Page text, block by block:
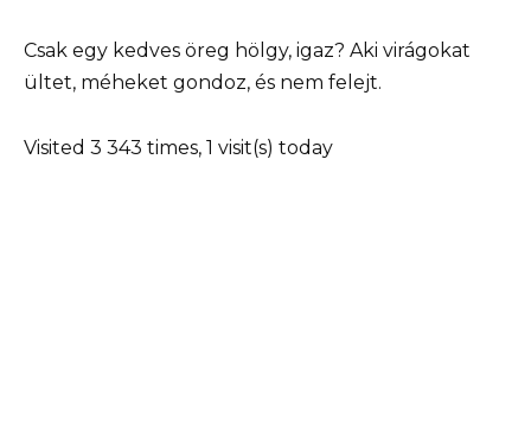
Csak egy kedves öreg hölgy, igaz? Aki virágokat
ültet, méheket gondoz, és nem felejt.
Visited 3 343 times, 1 visit(s) today